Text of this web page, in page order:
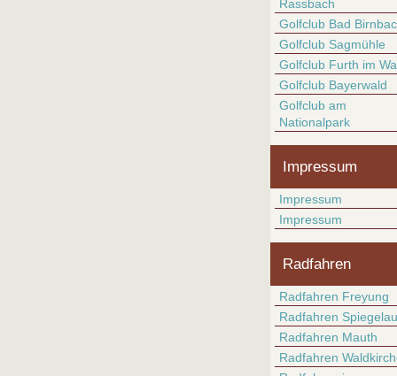
Rassbach
Golfclub Bad
Golfclub Sagmühle
Golfclub Furth im
Golfclub Bayerwald
Golfclub am
Nationalpark
Impressum
Impressum
Impressum
Radfahren
Radfahren Freyung
Radfahren Spiegelau
Radfahren Mauth
Radfahren